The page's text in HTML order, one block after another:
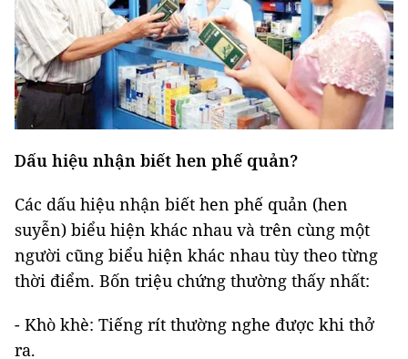
Dấu hiệu nhận biết hen phế quản?
Các dấu hiệu nhận biết hen phế quản (hen
suyễn) biểu hiện khác nhau và trên cùng một
người cũng biểu hiện khác nhau tùy theo từng
thời điểm. Bốn triệu chứng thường thấy nhất:
- Khò khè: Tiếng rít thường nghe được khi thở
ra.